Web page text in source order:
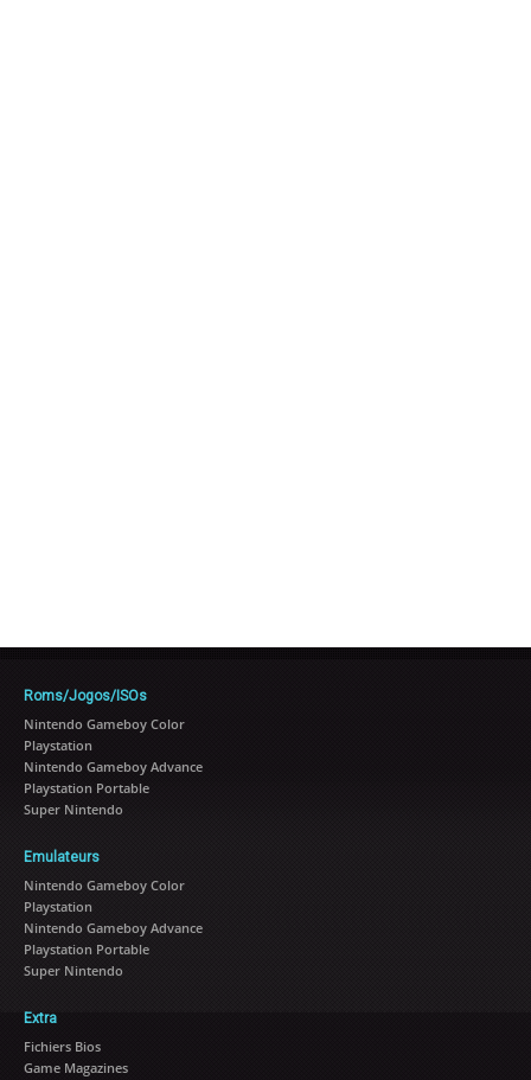
Roms/Jogos/ISOs
Nintendo Gameboy Color
Playstation
Nintendo Gameboy Advance
Playstation Portable
Super Nintendo
Emulateurs
Nintendo Gameboy Color
Playstation
Nintendo Gameboy Advance
Playstation Portable
Super Nintendo
Extra
Fichiers Bios
Game Magazines